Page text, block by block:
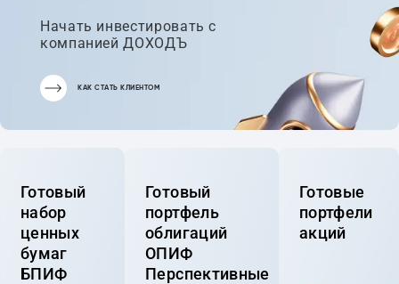
Начать инвестировать с
компанией ДОХОДЪ
КАК СТАТЬ КЛИЕНТОМ
Готовый
набор
ценных
бумаг
БПИФ
Готовый
портфель
облигаций
ОПИФ
Перспективные
Готовые
портфели
акций